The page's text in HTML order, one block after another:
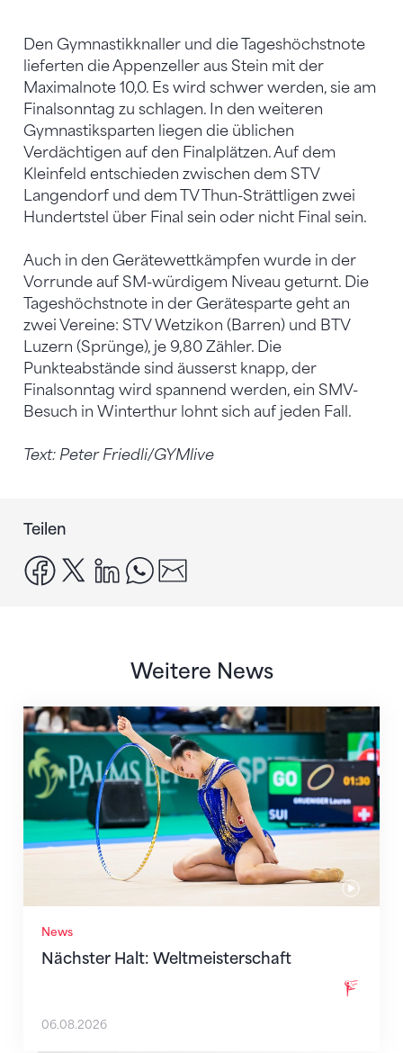
Den Gymnastikknaller und die Tageshöchstnote
lieferten die Appenzeller aus Stein mit der
Maximalnote 10,0. Es wird schwer werden, sie am
Finalsonntag zu schlagen. In den weiteren
Gymnastiksparten liegen die üblichen
Verdächtigen auf den Finalplätzen. Auf dem
Kleinfeld entschieden zwischen dem STV
Langendorf und dem TV Thun-Strättligen zwei
Hundertstel über Final sein oder nicht Final sein.
Auch in den Gerätewettkämpfen wurde in der
Vorrunde auf SM-würdigem Niveau geturnt. Die
Tageshöchstnote in der Gerätesparte geht an
zwei Vereine: STV Wetzikon (Barren) und BTV
Luzern (Sprünge), je 9,80 Zähler. Die
Punkteabstände sind äusserst knapp, der
Finalsonntag wird spannend werden, ein SMV-
Besuch in Winterthur lohnt sich auf jeden Fall.
Text: Peter Friedli/GYMlive
Teilen
facebook
x linkedinwhatsapp
Weitere News
News
Nächster Halt: Weltmeisterschaft
Nächster Halt: Weltmeisterschaft
06.08.2026